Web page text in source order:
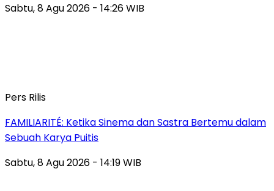
Sabtu, 8 Agu 2026 - 14:26 WIB
Pers Rilis
FAMILIARITÉ: Ketika Sinema dan Sastra Bertemu dalam
Sebuah Karya Puitis
Sabtu, 8 Agu 2026 - 14:19 WIB